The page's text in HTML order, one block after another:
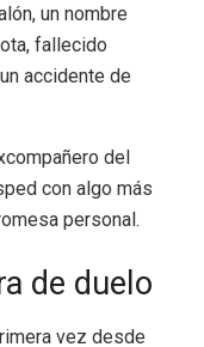
un nombre
fallecido
accidente de
del
con algo más
personal.
de duelo
vez desde